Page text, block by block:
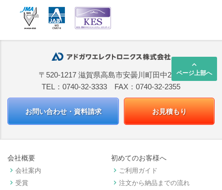
keyboard_arrow_up
ページ上部へ
〒520-1217 滋賀県高島市安曇川町田中2668
TEL：0740-32-3333 FAX：0740-32-2355
お問い合わせ・資料請求 お見積もり
会社概要
keyboard_arrow_right 会社案内
keyboard_arrow_right 受賞
初めてのお客様へ
keyboard_arrow_right ご利用ガイド
keyboard_arrow_right 注文から納品までの流れ